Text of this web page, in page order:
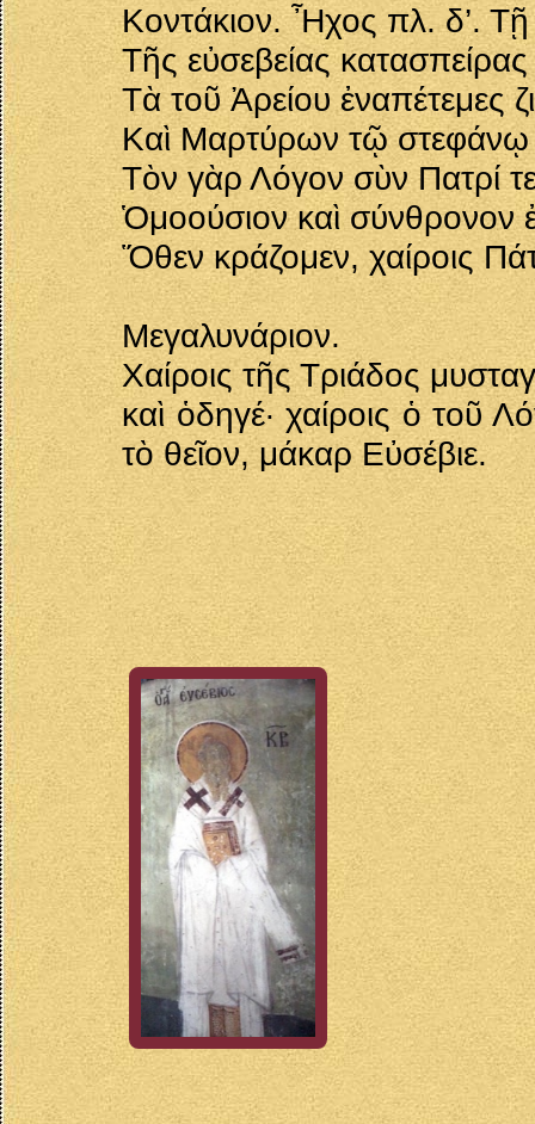
Κοντάκιον. Ἦχος πλ. δ’.
Τῆς εὐσεβείας
Τὰ τοῦ Ἀρείου ἐναπέτεμες
Καὶ Μαρτύρων τῷ στεφάνῳ
Τὸν γὰρ Λόγον σὺν Πατρί
Ὁμοούσιον καὶ σύνθρονον
Ὅθεν κράζομεν, χαίροις
Μεγαλυνάριον.
Χαίροις τῆς Τριάδος
καὶ ὁδηγέ· χαίροις ὁ τοῦ
τὸ θεῖον, μάκαρ Εὐσέβιε.